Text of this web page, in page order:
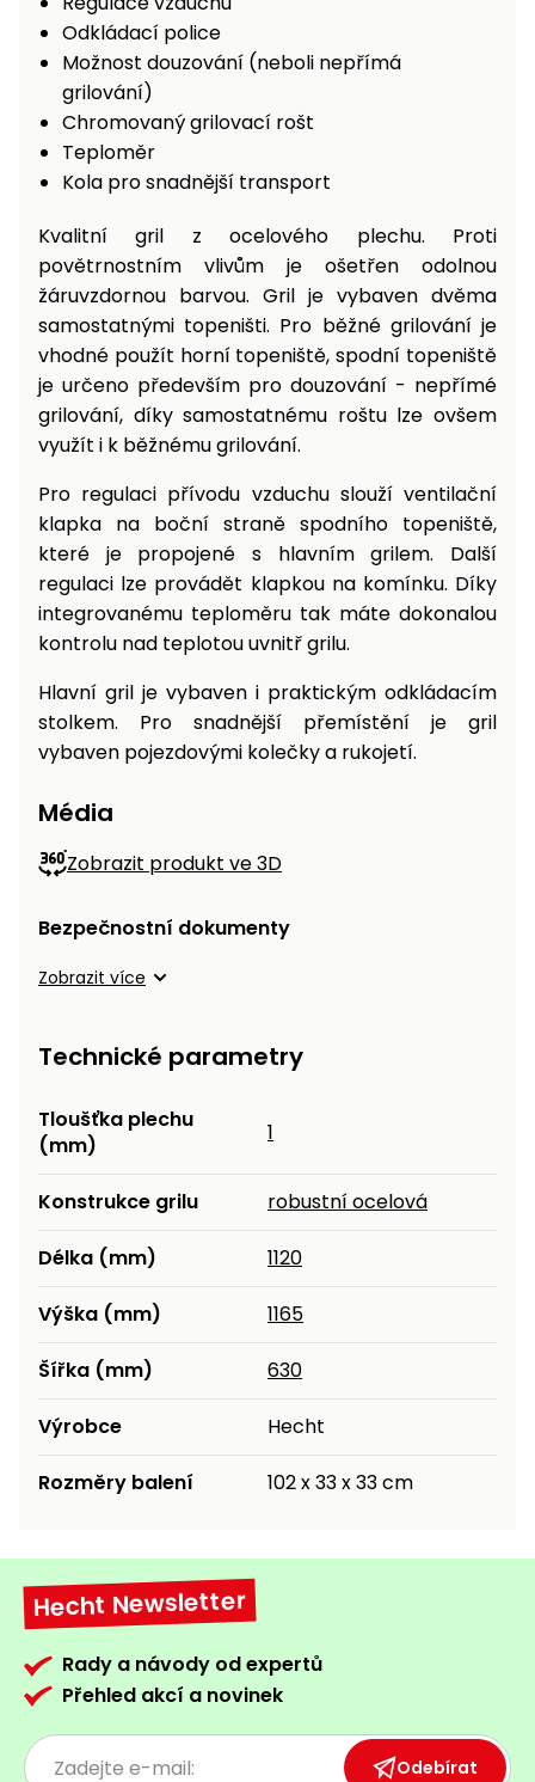
Odkládací police
Možnost douzování (neboli nepřímá
grilování)
Chromovaný grilovací rošt
Teploměr
Kola pro snadnější transport
Kvalitní gril z ocelového plechu. Proti
povětrnostním vlivům je ošetřen odolnou
žáruvzdornou barvou. Gril je vybaven dvěma
samostatnými topeništi. Pro běžné grilování je
vhodné použít horní topeniště, spodní topeniště
je určeno především pro douzování - nepřímé
grilování, díky samostatnému roštu lze ovšem
využít i k běžnému grilování.
Pro regulaci přívodu vzduchu slouží ventilační
klapka na boční straně spodního topeniště,
které je propojené s hlavním grilem. Další
regulaci lze provádět klapkou na komínku. Díky
integrovanému teploměru tak máte dokonalou
kontrolu nad teplotou uvnitř grilu.
Hlavní gril je vybaven i praktickým odkládacím
stolkem. Pro snadnější přemístění je gril
vybaven pojezdovými kolečky a rukojetí.
Média
Zobrazit produkt ve 3D
Bezpečnostní dokumenty
Zobrazit více
Technické parametry
Tloušťka plechu
(mm)
1
Konstrukce grilu robustní ocelová
Délka (mm) 1120
Výška (mm) 1165
Šířka (mm) 630
Výrobce Hecht
Rozměry balení 102 x 33 x 33 cm
Hecht Newsletter
Rady a návody od expertů
Přehled akcí a novinek
Odebírat